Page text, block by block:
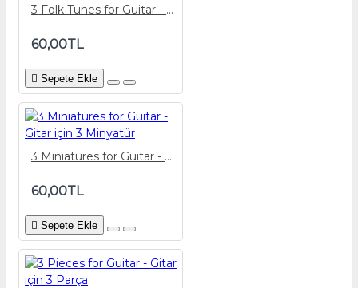
3 Folk Tunes for Guitar - Gitar için 3 Halk Türküsü
60,00TL
Sepete Ekle
3 Miniatures for Guitar - Gitar için 3 Minyatür
60,00TL
Sepete Ekle